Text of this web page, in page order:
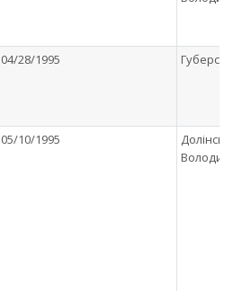
04/28/1995
05/10/1995